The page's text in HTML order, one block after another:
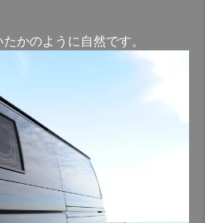
かのように自然です。